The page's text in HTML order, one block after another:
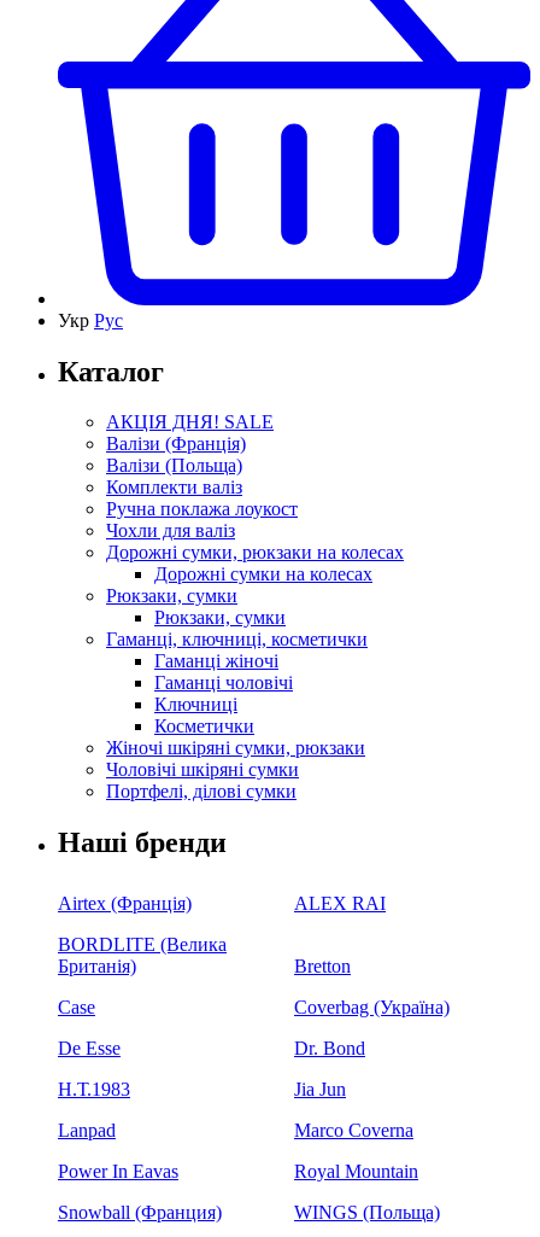
Укр Рус
Каталог
АКЦІЯ ДНЯ! SALE
Валізи (Франція)
Валізи (Польща)
Комплекти валіз
Ручна поклажа лоукост
Чохли для валіз
Дорожні сумки, рюкзаки на колесах
Дорожні сумки на колесах
Рюкзаки, сумки
Рюкзаки, сумки
Гаманці, ключниці, косметички
Гаманці жіночі
Гаманці чоловічі
Ключниці
Косметички
Жіночі шкіряні сумки, рюкзаки
Чоловічі шкіряні сумки
Портфелі, ділові сумки
Наші бренди
Airtex (Франція)
ALEX RAI
BORDLITE (Велика
Британія)
Bretton
Case
Coverbag (Україна)
De Esse
Dr. Bond
H.Т.1983
Jia Jun
Lanpad
Marco Coverna
Power In Eavas
Royal Mountain
Snowball (Франция)
WINGS (Польща)